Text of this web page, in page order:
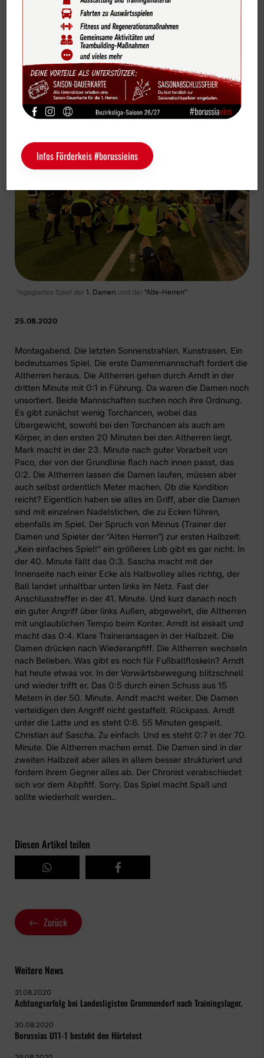
Fußball Senioren Herren Ü32 / Ü40
Internes Testspiel "Alte Herren" gegen 1.
Damen
Engagiertes Spiel der 1. Damen und der "Alte-Herren"
25.08.2020
Montagabend. Die letzten Sonnenstrahlen. Kunstrasen. Ein
bedeutsames Spiel. Die erste Damenmannschaft fordert die
Altherren heraus. Die Altherren gehen durch Arndt in der
dritten Minute mit 0:1 in Führung. Da waren die Damen noch
unsortiert. Beide Mannschaften suchen noch ihre Ordnung.
Es gibt zunächst wenig Torchancen, wobei das
Übergewicht, sowohl bei den Torchancen als auch am
Körper, in den ersten 20 Minuten bei den Altherren liegt.
Mark macht in der 23. Minute nach guter Vorarbeit von
Paco, der von der Grundlinie flach nach innen passt, das
0:2. Die Altherren lassen die Damen laufen, müssen aber
auch selbst ordentlich Meter machen. Ob die Kondition
reicht? Eigentlich haben sie alles im Griff, aber die Damen
sind mit einzelnen Nadelstichen, die zu Ecken führen,
ebenfalls im Spiel. Der Spruch von Minnus (Trainer der
Damen und Spieler der "Alten Herren") zur ersten Halbzeit:
„Kein einfaches Spiel!“ ein größeres Lob gibt es gar nicht. In
der 40. Minute fällt das 0:3. Sascha macht mit der
Innenseite nach einer Ecke als Halbvolley alles richtig, der
Ball landet unhaltbar unten links im Netz. Fast der
Anschlusstreffer in der 41. Minute. Und kurz danach noch
ein guter Angriff über links Außen, abgewehrt, die Altherren
mit unglaublichen Tempo beim Konter. Arndt ist eiskalt und
macht das 0:4. Klare Traineransagen in der Halbzeit. Die
Damen drücken nach Wiederanpfiff. Die Altherren wechseln
nach Belieben. Was gibt es noch für Fußballfloskeln? Arndt
hat heute etwas vor. In der Vorwärtsbewegung blitzschnell
und wieder trifft er. Das 0:5 durch einen Schuss aus 15
Metern in der 50. Minute. Arndt macht weiter. Die Damen
verteidigen den Angriff nicht gestaffelt. Rückpass. Arndt
unter die Latte und es steht 0:6. 55 Minuten gespielt.
Christian auf Sascha. Zu einfach. Und es steht 0:7 in der 70.
Minute. Die Altherren machen ernst. Die Damen sind in der
zweiten Halbzeit aber alles in allem besser strukturiert und
fordern ihrem Gegner alles ab. Der Chronist verabschiedet
sich vor dem Abpfiff. Sorry. Das Spiel macht Spaß und
sollte wiederholt werden..
Diesen Artikel teilen
Zurück
Weitere News
31.08.2020
Achtungserfolg bei Landesligisten Gremmendorf nach Trainingslager.
30.08.2020
Borussias U11-1 besteht den Härtetest
Bildergalerien
Vereinskalender
Sportdeutschland-News
Das LSB-Magazin "Wir im Sport"
Sponsoren
Kontakt Service
Schulengel Instagram
Infos Förderkeis #borussieins